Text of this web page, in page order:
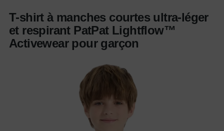
T-shirt à manches courtes ultra-léger
et respirant PatPat Lightflow™
Activewear pour garçon